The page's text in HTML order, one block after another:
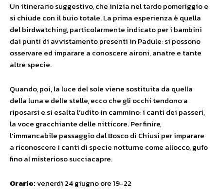
Un itinerario suggestivo, che inizia nel tardo pomeriggio e
si chiude con il buio totale. La prima esperienza è quella
del birdwatching, particolarmente indicato per i bambini
dai punti di avvistamento presenti in Padule: si possono
osservare ed imparare a conoscere aironi, anatre e tante
altre specie.
Quando, poi, la luce del sole viene sostituita da quella
della luna e delle stelle, ecco che gli occhi tendono a
riposarsi e si esalta l’udito in cammino: i canti dei passeri,
la voce gracchiante delle nitticore. Per finire,
l’immancabile passaggio dal Bosco di Chiusi per imparare
a riconoscere i canti di specie notturne come allocco, gufo
fino al misterioso succiacapre.
Orario:venerdì 24 giugno ore 19-22